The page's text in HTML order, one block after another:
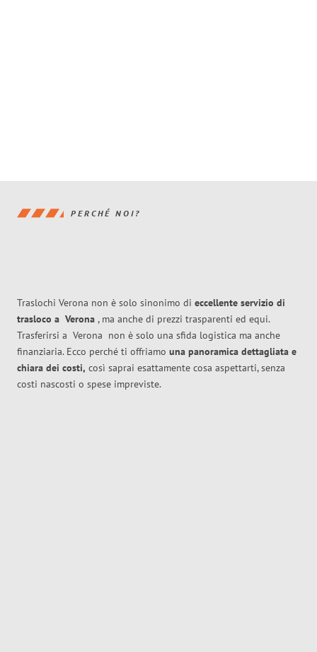
PERCHÉ NOI?
Traslochi Verona non è solo sinonimo di eccellente servizio di
trasloco a Verona , ma anche di prezzi trasparenti ed equi.
Trasferirsi a Verona non è solo una sfida logistica ma anche
finanziaria. Ecco perché ti offriamo una panoramica dettagliata e
chiara dei costi, così saprai esattamente cosa aspettarti, senza
costi nascosti o spese impreviste.